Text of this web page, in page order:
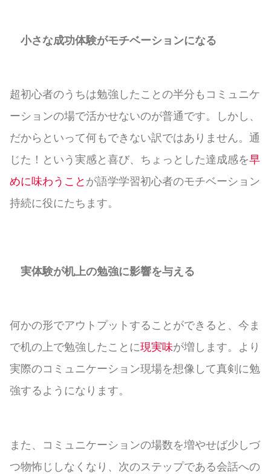
小さな成功体験がモチベーションになる
超初心者のうちは勉強したことの半分もコミュニケ
ーションの場で活かせないのが普通です。しかし、
だからといって何もできない訳ではありません。通
じた！という実感と喜び、ちょっとした達成感を早
めに味わうこと が語学学習初心者のモチベーション
持続に役にたちます。
実体験が机上の勉強に影響を与える
何かの形でアウトプットすることができると、今ま
で机の上で勉強したことに現実味が増します。より
実際のコミュニケーション現場を想像して真剣に勉
強するようになります。
また、コミュニケーションの場数を増やせば少しづ
つ物怖じしなくなり、次のステップである会話への